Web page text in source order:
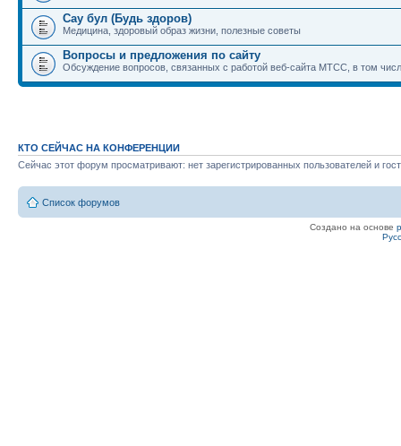
Сау бул (Будь здоров)
Медицина, здоровый образ жизни, полезные советы
Вопросы и предложения по сайту
Обсуждение вопросов, связанных с работой веб-сайта МТСС, в том
КТО СЕЙЧАС НА КОНФЕРЕНЦИИ
Сейчас этот форум просматривают: нет зарегистрированных пользователей и
Список форумов
Создано на основе